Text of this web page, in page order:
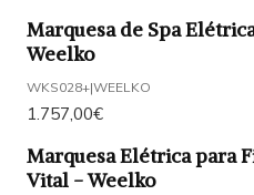
Marquesa de Spa
Weelko
WKS028+|WEELKO
1.757,00€
Marquesa Elétrica para
Vital - Weelko